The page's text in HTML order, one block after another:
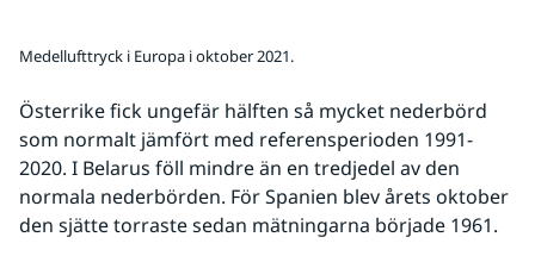
Medellufttryck i Europa i oktober 2021.
Österrike fick ungefär hälften så mycket nederbörd
som normalt jämfört med referensperioden 1991-
2020. I Belarus föll mindre än en tredjedel av den
normala nederbörden. För Spanien blev årets oktober
den sjätte torraste sedan mätningarna började 1961.